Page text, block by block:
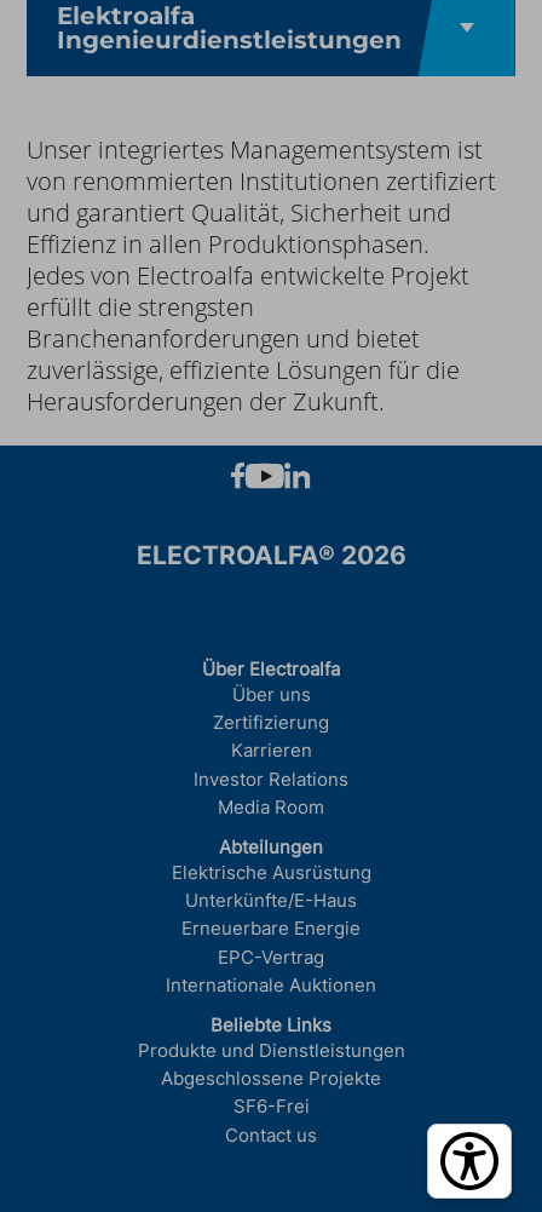
Elektroalfa
Ingenieurdienstleistungen
Unser integriertes Managementsystem ist
von renommierten Institutionen zertifiziert
und garantiert Qualität, Sicherheit und
Effizienz in allen Produktionsphasen.
Jedes von Electroalfa entwickelte Projekt
erfüllt die strengsten
Branchenanforderungen und bietet
zuverlässige, effiziente Lösungen für die
Herausforderungen der Zukunft.
ELECTROALFA® 2026
Über Electroalfa
Über uns
Zertifizierung
Karrieren
Investor Relations
Media Room
Abteilungen
Elektrische Ausrüstung
Unterkünfte/E-Haus
Erneuerbare Energie
EPC-Vertrag
Internationale Auktionen
Beliebte Links
Produkte und Dienstleistungen
Abgeschlossene Projekte
SF6-Frei
Contact us